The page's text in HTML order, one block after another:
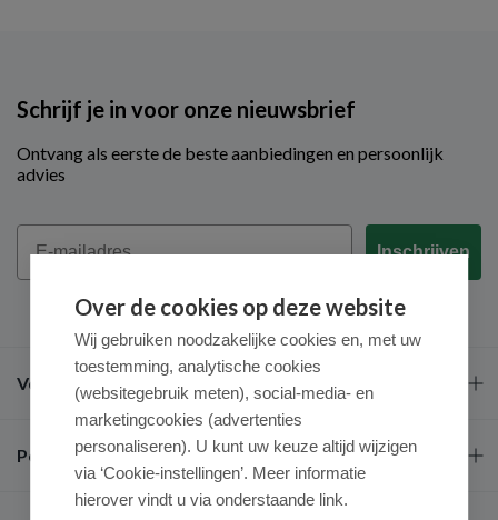
Schrijf je in voor onze nieuwsbrief
Ontvang als eerste de beste aanbiedingen en persoonlijk
advies
Email
Inschrijven
Veel gestelde vragen
Populaire merken
Over de cookies op deze website
Wij gebruiken noodzakelijke cookies en, met uw
toestemming, analytische cookies
(websitegebruik meten), social-media- en
marketingcookies (advertenties
personaliseren). U kunt uw keuze altijd wijzigen
via ‘Cookie-instellingen’. Meer informatie
hierover vindt u via onderstaande link.